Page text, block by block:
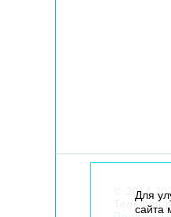
© 2014-
Телефон
Для
сайта